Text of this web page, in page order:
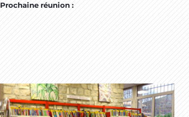
Prochaine réunion :